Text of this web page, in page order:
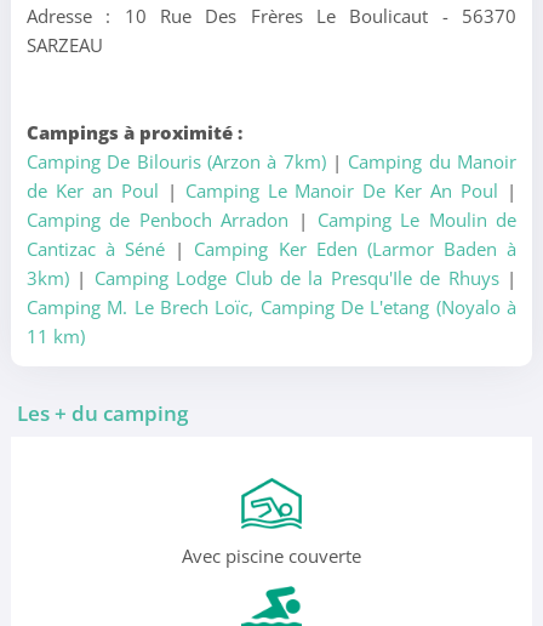
Adresse : 10 Rue Des Frères Le Boulicaut - 56370
SARZEAU
Campings à proximité :
Camping De Bilouris (Arzon à 7km)| Camping du Manoir
de Ker an Poul | Camping Le Manoir De Ker An Poul |
Camping de Penboch Arradon | Camping Le Moulin de
Cantizac à Séné | Camping Ker Eden (Larmor Baden à
3km)| Camping Lodge Club de la Presqu'Ile de Rhuys |
Camping M. Le Brech Loïc, Camping De L'etang (Noyalo à
11 km)
Les + du camping
Avec piscine couverte